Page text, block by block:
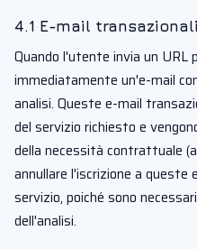
4.1 E-mail
Quando l'utente invia un URL
immediatamente un'e-mail
analisi. Queste e-mail
del servizio richiesto e
della necessità contrattuale
annullare l'iscrizione a
servizio, poiché sono
dell'analisi.